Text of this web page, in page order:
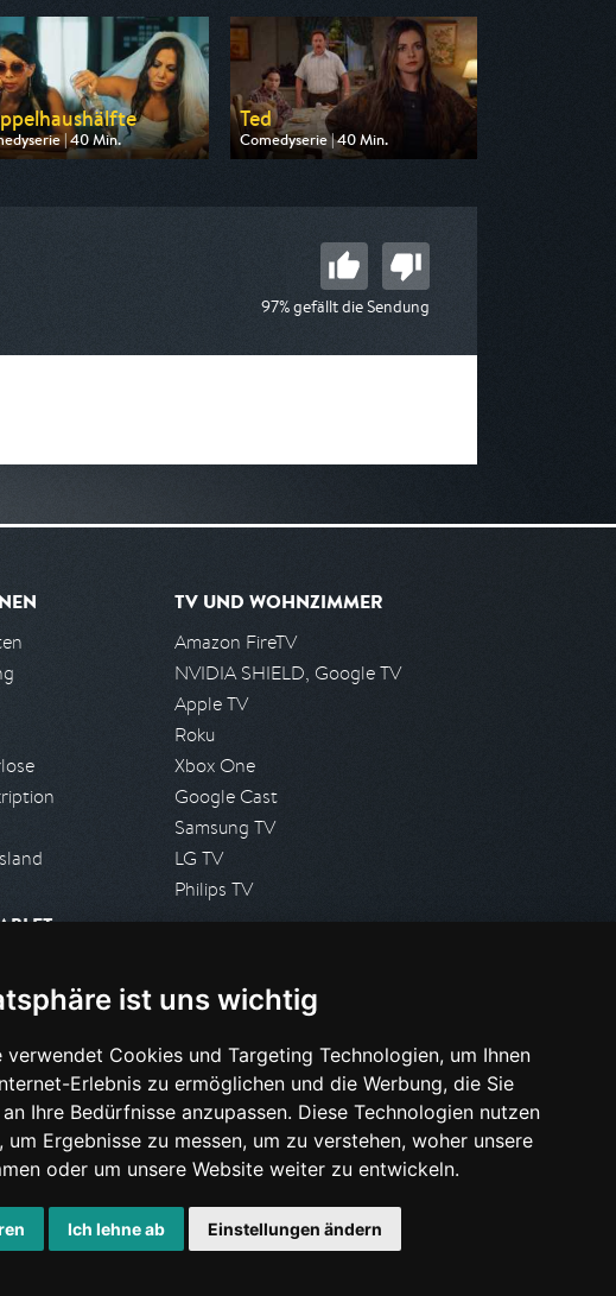
ist uns wichtig
verwendet Cookies und Targeting Technologien, um Ihnen
Erlebnis zu ermöglichen und die Werbung, die Sie
Ihre Bedürfnisse anzupassen. Diese Technologien nutzen
um Ergebnisse zu messen, um zu verstehen, woher unsere
oder um unsere Website weiter zu entwickeln.
Ich lehne ab Einstellungen ändern
| 40 Min.
von ZDF neo
Ted
Comedyserie | 40 Min.
Ausgestrahlt von Pro 7
97% gefällt die Sendung
TV UND WOHNZIMMER
Amazon FireTV
NVIDIA SHIELD, Google TV
Apple TV
Roku
Xbox One
Google Cast
Samsung TV
LG TV
Philips TV
Presseanfrage stellen
HILFE & SUPPORT
Häufig gestellte Fragen
Anfrage stellen